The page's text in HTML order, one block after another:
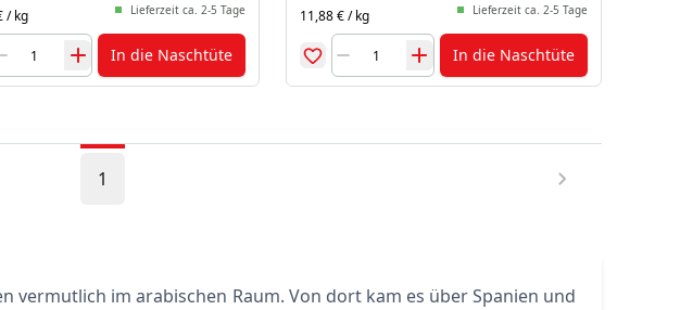
/ kg
Lieferzeit ca. 2-5 Tage
In die Naschtüte
11,88 € / kg
Lieferzeit ca. 2-5 Tage
In die Naschtüte
1
vermutlich im arabischen Raum. Von dort kam es über Spanien und